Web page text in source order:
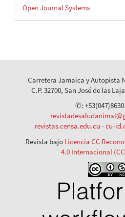
por
Open Journal Systems
Carretera Jamaica y Autopista
C.P. 32700, San José de las
✆:
revistas.censa.edu.cu - cu-
Revista bajo Licencia CC
4.0 Internacional (CC